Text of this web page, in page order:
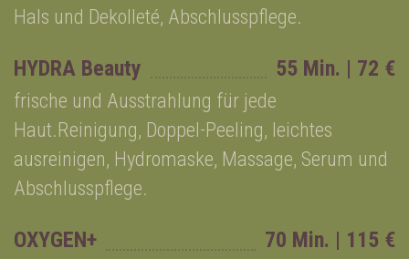
Hals und Dekolleté, Abschlusspflege.
HYDRA Beauty 55 Min. | 72 €
frische und Ausstrahlung für jede
Haut.Reinigung, Doppel-Peeling, leichtes
ausreinigen, Hydromaske, Massage, Serum und
Abschlusspflege.
OXYGEN+ 70 Min. | 115 €